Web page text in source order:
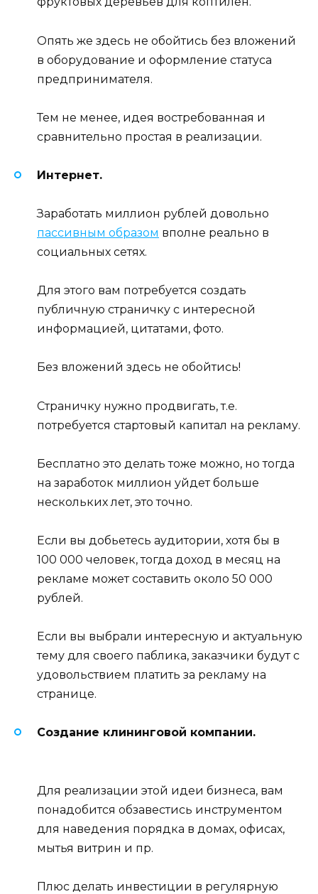
Опять же здесь не обойтись без вложений
в оборудование и оформление статуса
предпринимателя.
Тем не менее, идея востребованная и
сравнительно простая в реализации.
Интернет.
Заработать миллион рублей довольно
пассивным образом вполне реально в
социальных сетях.
Для этого вам потребуется создать
публичную страничку с интересной
информацией, цитатами, фото.
Без вложений здесь не обойтись!
Страничку нужно продвигать, т.е.
потребуется стартовый капитал на рекламу.
Бесплатно это делать тоже можно, но тогда
на заработок миллион уйдет больше
нескольких лет, это точно.
Если вы добьетесь аудитории, хотя бы в
100 000 человек, тогда доход в месяц на
рекламе может составить около 50 000
рублей.
Если вы выбрали интересную и актуальную
тему для своего паблика, заказчики будут с
удовольствием платить за рекламу на
странице.
Создание клининговой компании.
Для реализации этой идеи бизнеса, вам
понадобится обзавестись инструментом
для наведения порядка в домах, офисах,
мытья витрин и пр.
Плюс делать инвестиции в регулярную